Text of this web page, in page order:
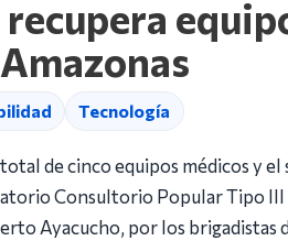
Tecnología
de cinco equipos médicos y
Consultorio Popular Tipo III
Ayacucho, por los brigadistas